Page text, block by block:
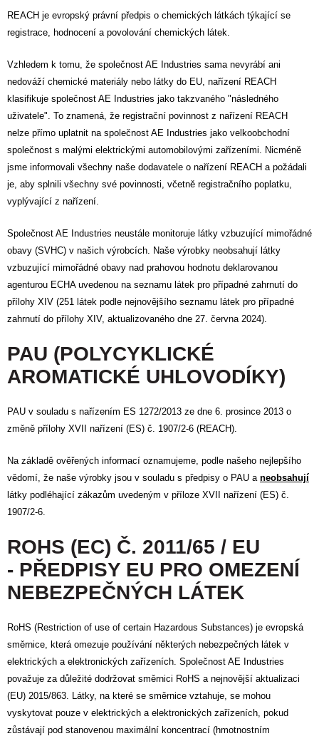
REACH je evropský právní předpis o chemických látkách týkající se
registrace, hodnocení a povolování chemických látek.
Vzhledem k tomu, že společnost AE Industries sama nevyrábí ani
nedováží chemické materiály nebo látky do EU, nařízení REACH
klasifikuje společnost AE Industries jako takzvaného "následného
uživatele". To znamená, že registrační povinnost z nařízení REACH
nelze přímo uplatnit na společnost AE Industries jako velkoobchodní
společnost s malými elektrickými automobilovými zařízeními. Nicméně
jsme informovali všechny naše dodavatele o nařízení REACH a požádali
je, aby splnili všechny své povinnosti, včetně registračního poplatku,
vyplývající z nařízení.
Společnost AE Industries neustále monitoruje látky vzbuzující mimořádné
obavy (SVHC) v našich výrobcích. Naše výrobky neobsahují látky
vzbuzující mimořádné obavy nad prahovou hodnotu deklarovanou
agenturou ECHA uvedenou na seznamu látek pro případné zahrnutí do
přílohy XIV (251 látek podle nejnovějšího seznamu látek pro případné
zahrnutí do přílohy XIV, aktualizovaného dne 27. června 2024).
PAU (POLYCYKLICKÉ
AROMATICKÉ UHLOVODÍKY)
PAU v souladu s nařízením ES 1272/2013 ze dne 6. prosince 2013 o
změně přílohy XVII nařízení (ES) č. 1907/2-6 (REACH).
Na základě ověřených informací oznamujeme, podle našeho nejlepšího
vědomí, že naše výrobky jsou v souladu s předpisy o PAU a neobsahují
látky podléhající zákazům uvedeným v příloze XVII nařízení (ES) č.
1907/2-6.
ROHS (EC) Č. 2011/65 / EU
- PŘEDPISY EU PRO OMEZENÍ
NEBEZPEČNÝCH LÁTEK
RoHS (Restriction of use of certain Hazardous Substances) je evropská
směrnice, která omezuje používání některých nebezpečných látek v
elektrických a elektronických zařízeních. Společnost AE Industries
považuje za důležité dodržovat směrnici RoHS a nejnovější aktualizaci
(EU) 2015/863. Látky, na které se směrnice vztahuje, se mohou
vyskytovat pouze v elektrických a elektronických zařízeních, pokud
zůstávají pod stanovenou maximální koncentrací (hmotnostním